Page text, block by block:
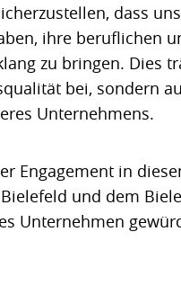
dass
ihre beruflichen
zu bringen. Dies
bei, sondern
Unternehmens.
Engagement in
und dem
Unternehmen